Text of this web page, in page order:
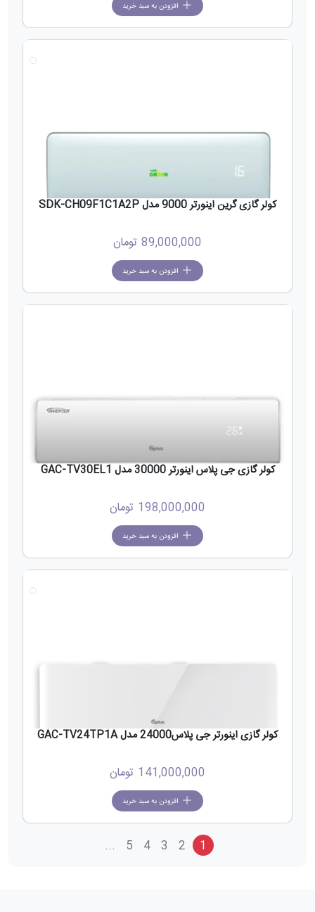
افزودن به سبد خرید
کولر گازی گرین اینورتر 9000 مدل SDK-CH09F1C1A2P
89,000,000 تومان
افزودن به سبد خرید
کولر گازی جی پلاس اینورتر 30000 مدل GAC-TV30EL1
198,000,000 تومان
افزودن به سبد خرید
کولر گازی اینورتر جی پلاس24000 مدل GAC-TV24TP1A
141,000,000 تومان
افزودن به سبد خرید
1
2
3
4
5
...